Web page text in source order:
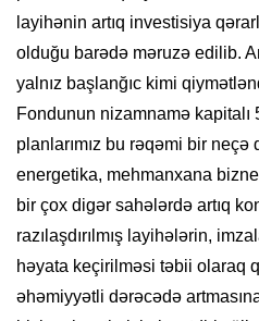
layihənin artıq investisiya
olduğu barədə məruzə edilib.
yalnız başlanğıc kimi
Fondunun nizamnamə kapitalı
planlarımız bu rəqəmi bir
energetika, mehmanxana
bir çox digər sahələrdə artıq
razılaşdırılmış layihələrin,
həyata keçirilməsi təbii olaraq
əhəmiyyətli dərəcədə